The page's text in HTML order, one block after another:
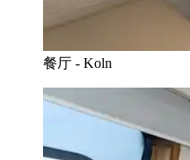
餐厅 - Koln